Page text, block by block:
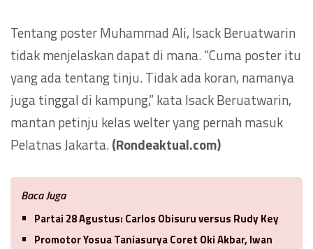
Tentang poster Muhammad Ali, Isack Beruatwarin
tidak menjelaskan dapat di mana. “Cuma poster itu
yang ada tentang tinju. Tidak ada koran, namanya
juga tinggal di kampung,” kata Isack Beruatwarin,
mantan petinju kelas welter yang pernah masuk
Pelatnas Jakarta.(Rondeaktual.com)
Baca Juga
Partai 28 Agustus: Carlos Obisuru versus Rudy Key
Promotor Yosua Taniasurya Coret Oki Akbar, Iwan